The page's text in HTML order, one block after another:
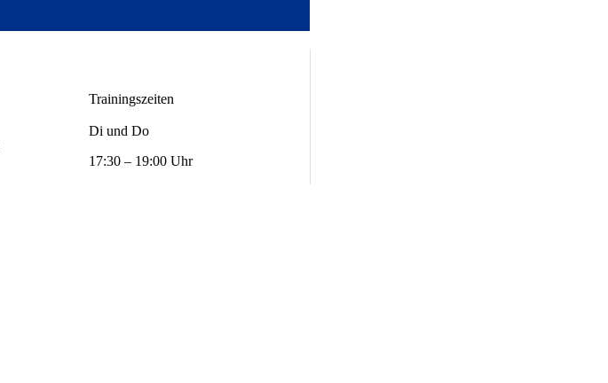
Trainingszeiten
Di und Do
17:30 – 19:00 Uhr